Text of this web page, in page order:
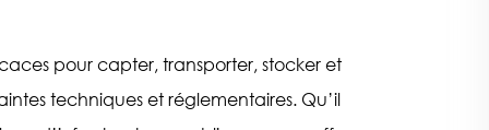
pour capter, transporter, stocker et
techniques et réglementaires. Qu’il